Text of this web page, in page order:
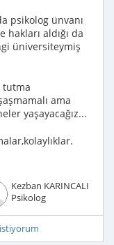
psikolog ünvanı
aldığı da
üniversiteymiş
tutma
ama
yaşayacağız...
Kezban KARINCALI
Psikolog